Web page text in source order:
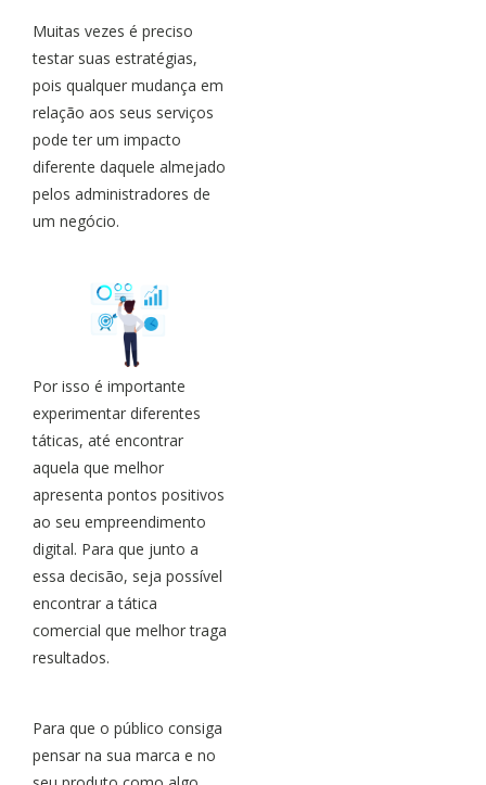
Muitas vezes é preciso
testar suas estratégias,
pois qualquer mudança em
relação aos seus serviços
pode ter um impacto
diferente daquele almejado
pelos administradores de
um negócio.
Por isso é importante
experimentar diferentes
táticas, até encontrar
aquela que melhor
apresenta pontos positivos
ao seu empreendimento
digital. Para que junto a
essa decisão, seja possível
encontrar a tática
comercial que melhor traga
resultados.
Para que o público consiga
pensar na sua marca e no